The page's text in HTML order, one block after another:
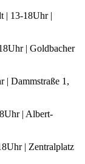
| 13-18Uhr |
| Goldbacher
| Dammstraße 1,
| Albert-
| Zentralplatz